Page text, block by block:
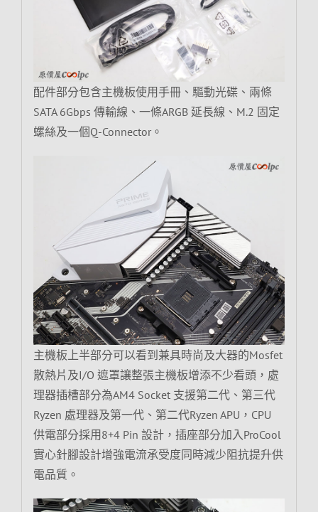
配件部分包含主機板使用手冊、驅動光碟、兩條
SATA 6Gbps 傳輸線、一條ARGB 延長線、M.2 固定
螺絲及一個Q-Connector。
主機板上半部分可以看到兼具時尚及大器的Mosfet
散熱片及I/O 遮罩讓整張主機板增添不少看頭，處
理器插槽部分為AM4 Socket 支援第二代、第三代
Ryzen 處理器及第一代、第二代Ryzen APU，CPU
供電部分採用8+4 Pin 設計，插座部分加入ProCool
實心針腳設計增強電流承受度同時減少阻抗提升供
電品質。